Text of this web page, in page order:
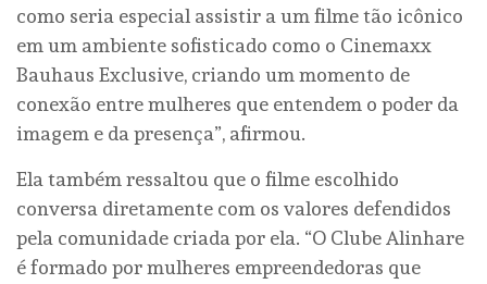
como seria especial assistir a um filme tão icônico
em um ambiente sofisticado como o Cinemaxx
Bauhaus Exclusive, criando um momento de
conexão entre mulheres que entendem o poder da
imagem e da presença”, afirmou.
Ela também ressaltou que o filme escolhido
conversa diretamente com os valores defendidos
pela comunidade criada por ela. “O Clube Alinhare
é formado por mulheres empreendedoras que